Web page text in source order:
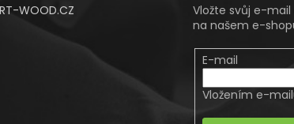
WOOD.CZ
Vložte svůj e-
na našem e-
E-mail
Vložením e-